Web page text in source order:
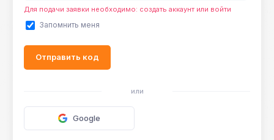
Для подачи заявки необходимо: создать аккаунт или войти
Запомнить меня
Отправить код
или
Google